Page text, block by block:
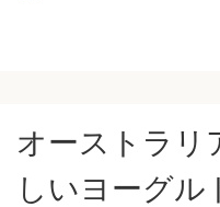
オーストラリ
しいヨーグル